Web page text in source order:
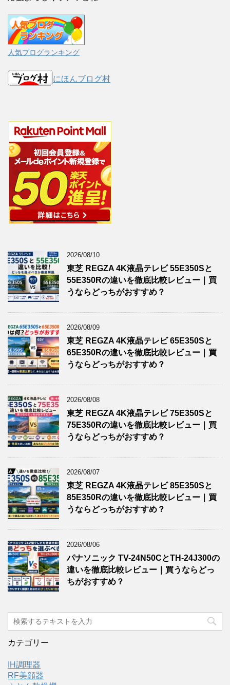
人気ブログランキング
にほんブログ村
2026/08/10
東芝 REGZA 4K液晶テレビ 55E350Sと
55E350Rの違いを徹底比較レビュー｜買
うならどっちがおすすめ？
2026/08/09
東芝 REGZA 4K液晶テレビ 65E350Sと
65E350Rの違いを徹底比較レビュー｜買
うならどっちがおすすめ？
2026/08/08
東芝 REGZA 4K液晶テレビ 75E350Sと
75E350Rの違いを徹底比較レビュー｜買
うならどっちがおすすめ？
2026/08/07
東芝 REGZA 4K液晶テレビ 85E350Sと
85E350Rの違いを徹底比較レビュー｜買
うならどっちがおすすめ？
2026/08/06
パナソニック TV-24N50CとTH-24J300の
違いを徹底比較レビュー｜買うならどっ
ちがおすすめ？
カテゴリー
IH調理器
RF美顔器